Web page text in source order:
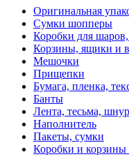
Оригинальная
Сумки шопперы
Коробки для
Корзины, ящики и
Мешочки
Прищепки
Бумага, пленка,
Банты
Лента, тесьма, шнур
Наполнитель
Пакеты, сумки
Коробки и корзины